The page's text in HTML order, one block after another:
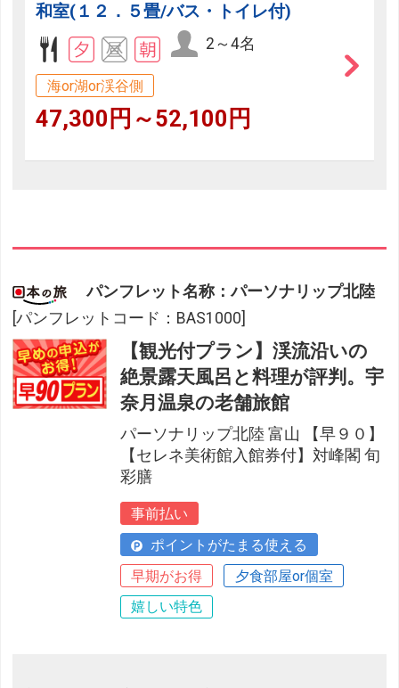
和室(１２．５畳/バス・トイレ付)
2～4名
海or湖or渓谷側
47,300円～52,100円
パンフレット名称：パーソナリップ北陸
[パンフレットコード：BAS1000]
【観光付プラン】渓流沿いの
絶景露天風呂と料理が評判。宇
奈月温泉の老舗旅館
パーソナリップ北陸 富山 【早９０】
【セレネ美術館入館券付】対峰閣 旬
彩膳
事前払い
ポイントがたまる使える
早期がお得
夕食部屋or個室
嬉しい特色